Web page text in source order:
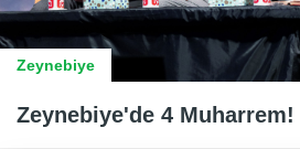
Zeynebiye
Zeynebiye'de 4 Muharrem!